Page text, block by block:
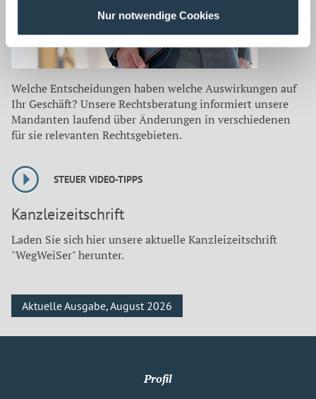
Nur notwendige Cookies
Welche Entscheidungen haben welche Auswirkungen auf
Ihr Geschäft? Unsere Rechtsberatung informiert unsere
Mandanten laufend über Änderungen in verschiedenen
für sie relevanten Rechtsgebieten.
STEUER VIDEO-TIPPS
Kanzleizeitschrift
Laden Sie sich hier unsere aktuelle Kanzleizeitschrift
"WegWeiSer" herunter.
Aktuelle Ausgabe, August 2026
Profil